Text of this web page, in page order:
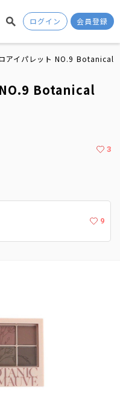
ログイン 会員登録
アイパレット NO.9 Botanical
Botanical
3
9